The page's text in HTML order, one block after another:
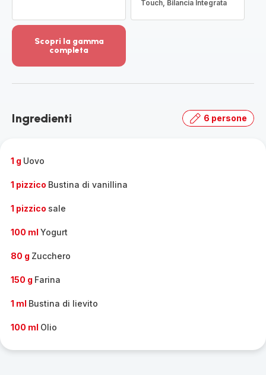
Touch, Bilancia Integrata
Scopri la gamma
completa
dettagli
la
Ingredienti 6 persone
1 g Uovo
1 pizzico Bustina di vanillina
1 pizzico sale
100 ml Yogurt
80 g Zucchero
150 g Farina
1 ml Bustina di lievito
100 ml Olio